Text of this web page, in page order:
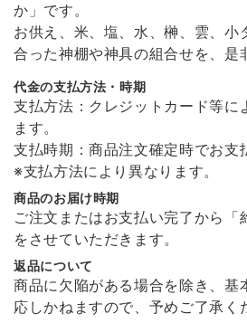
か」です。
お供え、米、塩、水、榊、雲、小
合った神棚や神具の組合せを、是
代金の支払方法・時期
支払方法：クレジットカード等に
ます。
支払時期：商品注文確定時でお支
※支払方法により異なります。
商品のお届け時期
ご注文またはお支払い完了から「
をさせていただきます。
返品について
商品に欠陥がある場合を除き、基
応しかねますので、予めご了承く